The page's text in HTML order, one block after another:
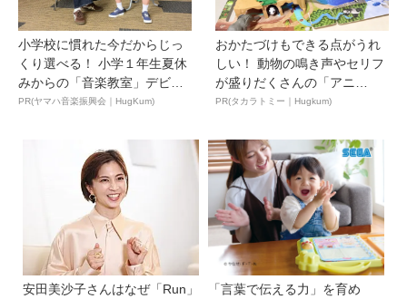
小学校に慣れた今だからじっ
くり選べる！ 小学１年生夏休
みからの「音楽教室」デビ
ュ...
PR(ヤマハ音楽振興会｜HugKum)
おかたづけもできる点がうれ
しい！ 動物の鳴き声やセリフ
が盛りだくさんの「アニ
ア ...
PR(タカラトミー｜Hugkum)
安田美沙子さんはなぜ「Run」
「言葉で伝える力」を育め